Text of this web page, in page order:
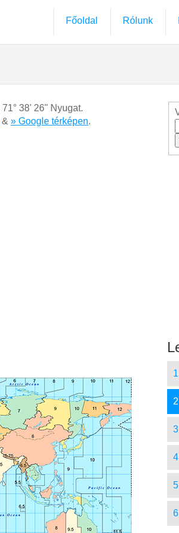
Főoldal Rólunk
71° 38' 26" Nyugat.
& » Google térképen.